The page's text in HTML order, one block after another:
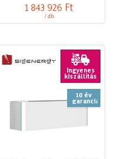
1 843 926 Ft
/ db
Ingyenes
kiszállítás
10 év
garancia